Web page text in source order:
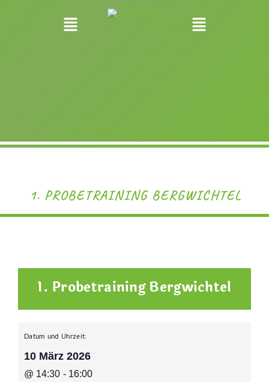
1. PROBETRAINING BERGWICHTEL
1. Probetraining Bergwichtel
Datum und Uhrzeit:
10 März 2026
@ 14:30 - 16:00